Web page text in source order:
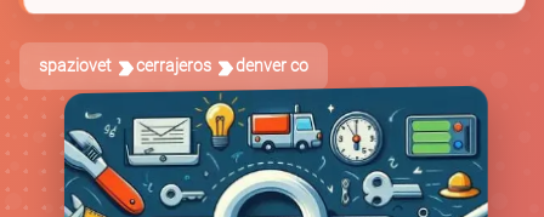
🚪
🛡️
spaziovet cerrajeros denver co